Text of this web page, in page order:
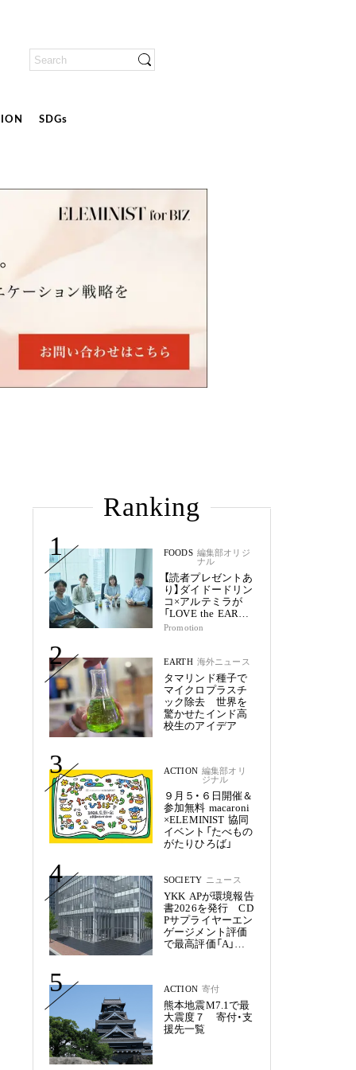
SDGs
Ranking
1
FOODS 編集部オリジ
ナル
【読者プレゼントあ
り】ダイドードリン
コ×アルテミラが
「LOVE the EARTH
シリーズ」で目指す
Promotion
2 EARTH 海外ニュース
タマリンド種子で
マイクロプラスチ
ック除去 世界を
驚かせたインド高
校生のアイデア
3 ACTION 編集部オリ
ジナル
９月５・６日開催＆
参加無料 macaroni
×ELEMINIST 協同
イベント「たべもの
がたりひろば」
4 SOCIETY ニュース
YKK APが環境報告
書2026を発行 CD
Pサプライヤーエン
ゲージメント評価
で最高評価「A」を
5 ACTION 寄付
熊本地震M7.1で最
大震度７ 寄付・支
援先一覧